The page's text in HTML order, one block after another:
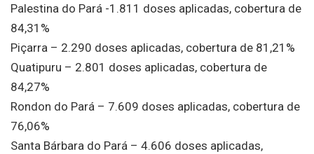
Palestina do Pará -1.811 doses aplicadas, cobertura de
84,31%
Piçarra – 2.290 doses aplicadas, cobertura de 81,21%
Quatipuru – 2.801 doses aplicadas, cobertura de
84,27%
Rondon do Pará – 7.609 doses aplicadas, cobertura de
76,06%
Santa Bárbara do Pará – 4.606 doses aplicadas,